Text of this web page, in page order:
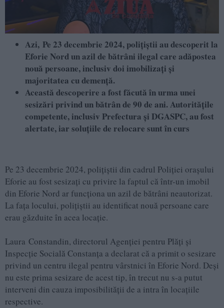
Azi, Pe 23 decembrie 2024, polițiștii au descoperit la
Eforie Nord un azil de bătrâni ilegal care adăpostea
nouă persoane, inclusiv doi imobilizați și
majoritatea cu demență.
Această descoperire a fost făcută în urma unei
sesizări privind un bătrân de 90 de ani. Autoritățile
competente, inclusiv Prefectura și DGASPC, au fost
alertate, iar soluțiile de relocare sunt în curs
Pe 23 decembrie 2024, polițiștii din cadrul Poliției orașului
Eforie au fost sesizați cu privire la faptul că într-un imobil
din Eforie Nord ar funcționa un azil de bătrâni neautorizat.
La fața locului, polițiștii au identificat nouă persoane care
erau găzduite în acea locație.
Laura Constandin, directorul Agenției pentru Plăți și
Inspecție Socială Constanța a declarat că a primit o sesizare
privind un centru ilegal pentru vârstnici în Eforie Nord. Deși
nu este prima sesizare de acest tip, în trecut nu s-a putut
interveni din cauza imposibilității de a intra în locațiile
respective.